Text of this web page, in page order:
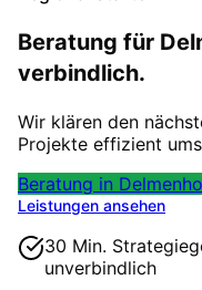
Beratung für
verbindlich.
Wir klären den
Projekte effizient
Beratung in
Leistungen ansehen
30 Min.
unverbindlich